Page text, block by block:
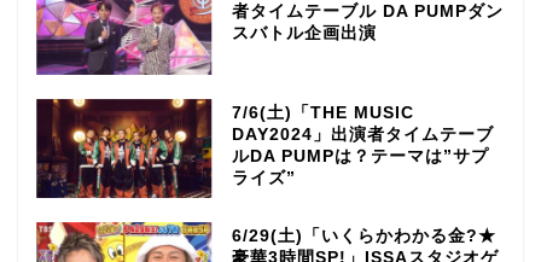
者タイムテーブル DA PUMPダン
スバトル企画出演
7/6(土)「THE MUSIC
DAY2024」出演者タイムテーブ
ルDA PUMPは？テーマは”サプ
ライズ”
6/29(土)「いくらかわかる金?★
豪華3時間SP!」ISSAスタジオゲ